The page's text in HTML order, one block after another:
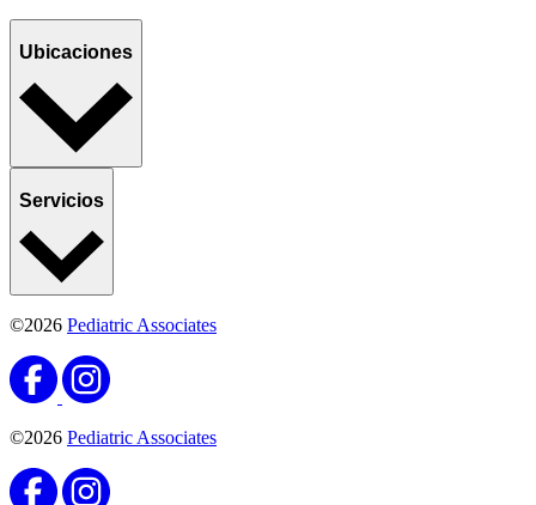
Ubicaciones
Servicios
©2026 Pediatric Associates
©2026 Pediatric Associates